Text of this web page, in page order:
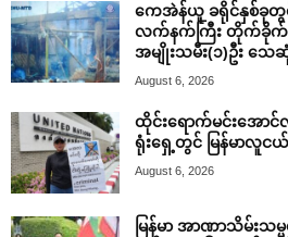
ကေအဲန်ယူ ခရိုင်နှစ်ခုတွ
လက်နက်ကြီး တိုက်ခို
အမျိုးသမီး(၁)ဦး သေ
August 6, 2026
ထိုင်းရောက်မင်းအော
ရုံးရှေ့တွင် မြန်မာလူင
August 6, 2026
မြန်မာ အာဏာသိမ်းသ